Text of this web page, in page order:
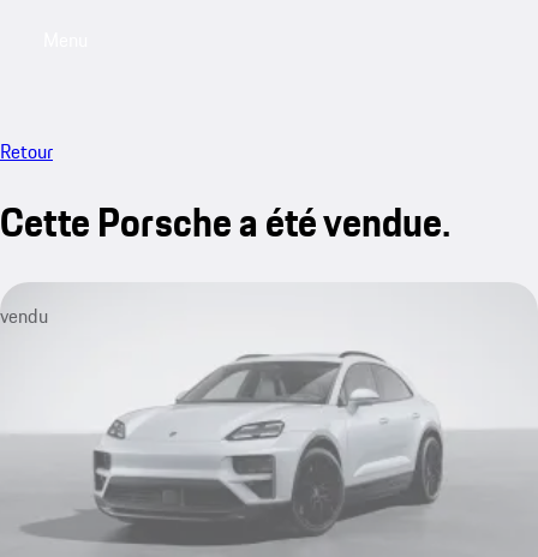
Retour
Cette Porsche a été vendue.
vendu